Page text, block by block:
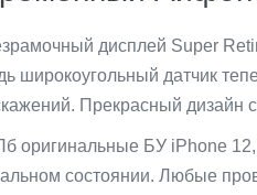
дисплей Super
широкоугольный датчик
Прекрасный дизайн
оригинальные БУ iPhone
состоянии. Любые